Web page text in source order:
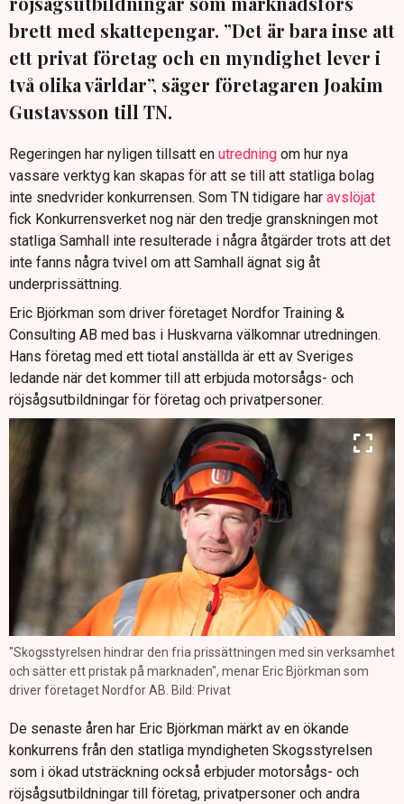
brett med skattepengar. ”Det är bara inse att
ett privat företag och en myndighet lever i
två olika världar”, säger företagaren Joakim
Gustavsson till TN.
Regeringen har nyligen tillsatt en utredning om hur nya
vassare verktyg kan skapas för att se till att statliga bolag
inte snedvrider konkurrensen. Som TN tidigare har avslöjat
fick Konkurrensverket nog när den tredje granskningen mot
statliga Samhall inte resulterade i några åtgärder trots att det
inte fanns några tvivel om att Samhall ägnat sig åt
underprissättning.
Eric Björkman som driver företaget Nordfor Training &
Consulting AB med bas i Huskvarna välkomnar utredningen.
Hans företag med ett tiotal anställda är ett av Sveriges
ledande när det kommer till att erbjuda motorsågs- och
röjsågsutbildningar för företag och privatpersoner.
"Skogsstyrelsen hindrar den fria prissättningen med sin verksamhet
och sätter ett pristak på marknaden", menar Eric Björkman som
driver företaget Nordfor AB. Bild: Privat
De senaste åren har Eric Björkman märkt av en ökande
konkurrens från den statliga myndigheten Skogsstyrelsen
som i ökad utsträckning också erbjuder motorsågs- och
röjsågsutbildningar till företag, privatpersoner och andra